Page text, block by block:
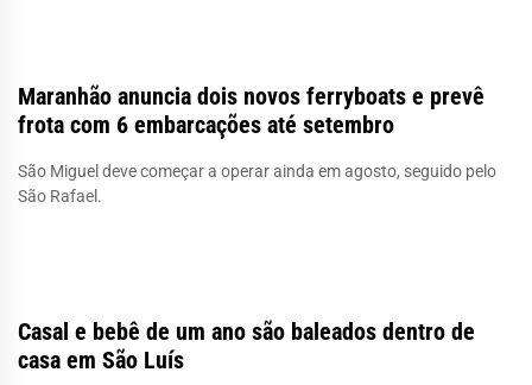
Maranhão anuncia dois novos ferryboats e prevê
frota com 6 embarcações até setembro
São Miguel deve começar a operar ainda em agosto, seguido pelo
São Rafael.
Casal e bebê de um ano são baleados dentro de
casa em São Luís